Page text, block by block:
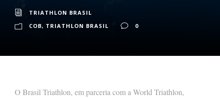
TRIATHLON BRASIL
COB, TRIATHLON BRASIL 0
O Brasil Triathlon, em parceria com a World Triathlon,